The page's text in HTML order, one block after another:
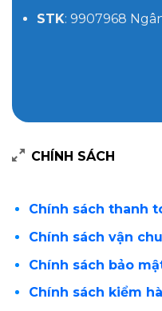
STK: 9907968
CHÍNH SÁCH
Chính sách thanh
Chính sách vận
Chính sách bảo
Chính sách kiểm